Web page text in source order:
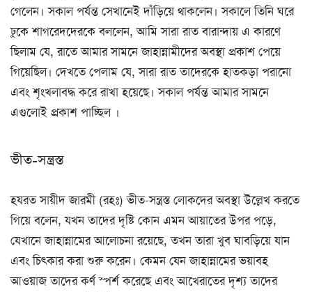
গেলেন। সকাল পর্যন্ত সেখানেই দাঁড়িয়ে থাকলেন। সকালে তিনি ঘরে
ঢুকে শাগরেদদেরকে বললেন, আমি সারা রাত বারান্দায় এ কারণে
ছিলাম যে, রাতে আমার সামনে জাহান্নামীদের অবস্থা প্রকাশ পেয়ে
গিয়েছিল। দেখতে পেলাম যে, সারা রাত তাদেরকে হাতকড়া পরানো
এবং শৃংখলাবদ্ধ করে রাখা হয়েছে। সকাল পর্যন্ত আমার সামনে
এগুলোই প্রকাশ পাচ্ছিল ।
ভীত-সন্ত্রস্ত
হযরত সায়ীদ জারমী (রহঃ) ভীত-সন্ত্রস্ত লোকদের অবস্থা উল্লেখ করতে
গিয়ে বলেন, যখন তাদের দৃষ্টি কোন এমন আয়াতের উপর পড়ে,
যেখানে জাহান্নামের আলোচনা রয়েছে, তখন তারা খুব ঘাবড়িয়ে যান
এবং চিৎকার করা শুরু করেন। কেমন যেন জাহান্নামের ভয়াবহ
আওয়াজ তাদের কর্ণ স্পর্শ করেছে এবং আখেরাতের দৃশ্য তাদের